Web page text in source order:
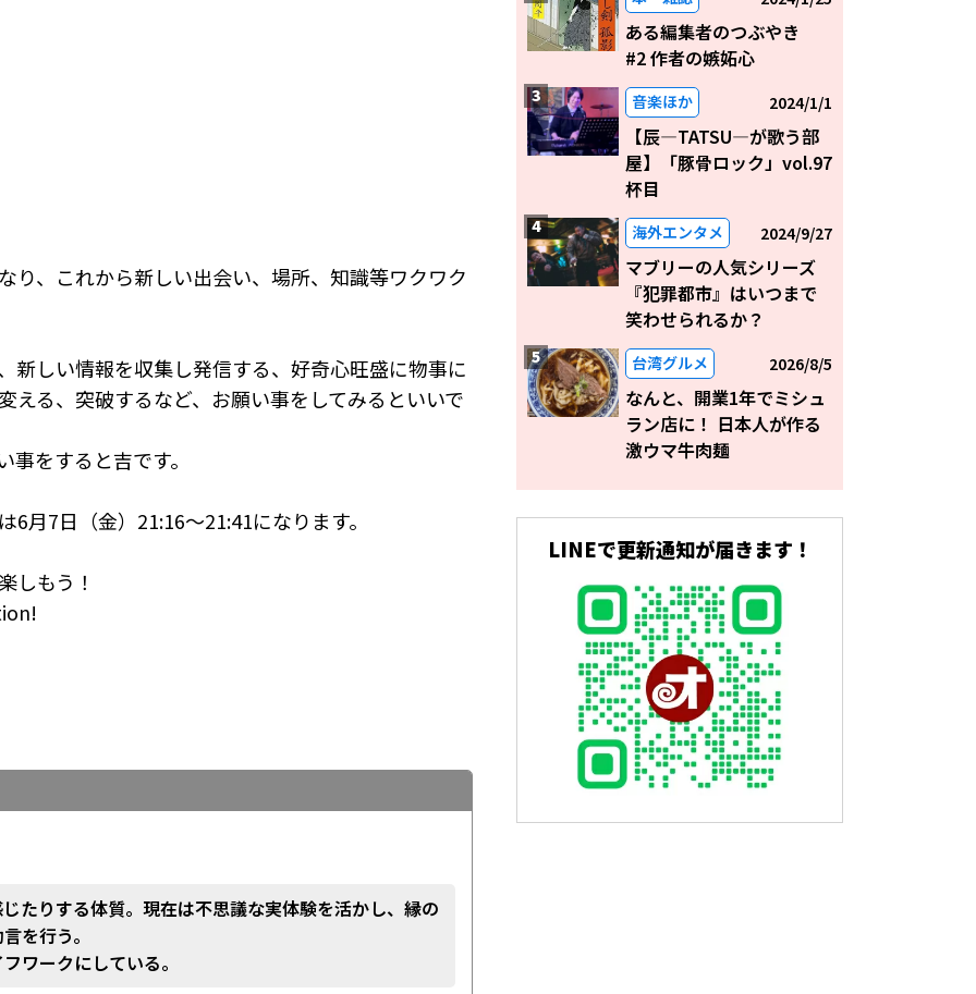
り、これから新しい出会い、場所、知識等ワクワク
新しい情報を収集し発信する、好奇心旺盛に物事に
える、突破するなど、お願い事をしてみるといいで
をすると吉です。
月7日（金）21:16～21:41になります。
しもう！
たりする体質。現在は不思議な実体験を活かし、縁の
を行う。
ワークにしている。
ある編集者のつぶやき
#2 作者の嫉妬心
音楽ほか 2024/1/1
【辰―TATSU―が歌う部
屋】「豚骨ロック」vol.97
杯目
海外エンタメ 2024/9/27
マブリーの人気シリーズ
『犯罪都市』はいつまで
笑わせられるか？
台湾グルメ 2026/8/5
なんと、開業1年でミシュ
ラン店に！ 日本人が作る
激ウマ牛肉麺
LINEで更新通知が届きます！